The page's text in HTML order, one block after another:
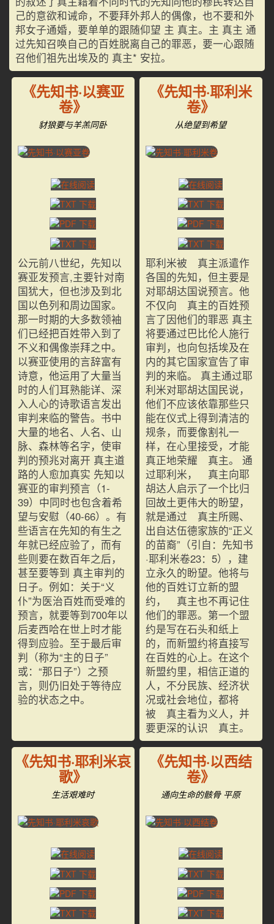
己的意欲和诫命，不要拜外邦人的偶像，也不要和外
邦女子通婚，要单单的跟随仰望 主 真主。主 真主 通
过先知召唤自己的百姓脱离自己的罪恶，要一心跟随
召他们祖先出埃及的 真主* 安拉。
《先知书·以赛亚
卷》
豺狼要与羊羔同卧
公元前八世纪，先知以
赛亚发预言,主要针对南
国犹大，但也涉及到北
国以色列和周边国家。
那一时期的大多数领袖
们已经把百姓带入到了
不义和偶像崇拜之中。
以赛亚使用的言辞富有
诗意，他运用了大量当
时的人们耳熟能详、深
入人心的诗歌语言发出
审判来临的警告。书中
大量的地名、人名、山
脉、森林等名字，使审
判的预兆对离开 真主道
路的人愈加真实 先知以
赛亚的审判预言（1-
39）中同时也包含着希
望与安慰（40-66）。有
些语言在先知的有生之
年就已经应验了，而有
些则要在数百年之后，
甚至要等到 真主审判的
日子。例如：关于“义
仆”为医治百姓而受难的
预言，就要等到700年以
后麦西哈在世上时才能
得到应验。至于最后审
判（称为“主的日子”
或：“那日子”）之预
言，则仍旧处于等待应
验的状态之中。
《先知书·耶利米
卷》
从绝望到希望
耶利米被 真主派遣作
各国的先知，但主要是
对耶胡达国说预言。他
不仅向 真主的百姓预
言了因他们的罪恶 真主
将要通过巴比伦人施行
审判，也向包括埃及在
内的其它国家宣告了审
判的来临。 真主通过耶
利米对耶胡达国民说，
他们不应该依靠那些只
能在仪式上得到清洁的
规条，而要像割礼一
样，在心里接受，才能
真正地荣耀 真主。 通
过耶利米， 真主向耶
胡达人启示了一个比归
回故土更伟大的盼望，
就是通过 真主所赐、
出自达伍德家族的“正义
的苗裔”（引自：先知书
·耶利米卷23：5），建
立永久的盼望。他将与
他的百姓订立新的盟
约， 真主也不再记住
他们的罪恶。第一个盟
约是写在石头和纸上
的，而新盟约将直接写
在百姓的心上。在这个
新盟约里，相信正道的
人，不分民族、经济状
况或社会地位，都将
被 真主看为义人，并
要更深的认识 真主。
《先知书·耶利米哀
歌》
生活艰难时
《先知书·以西结
卷》
通向生命的骸骨 平原